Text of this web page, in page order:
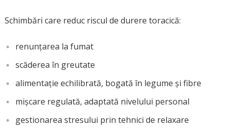
Schimbări care reduc riscul de durere toracică:
renunțarea la fumat
scăderea în greutate
alimentație echilibrată, bogată în legume și fibre
mișcare regulată, adaptată nivelului personal
gestionarea stresului prin tehnici de relaxare